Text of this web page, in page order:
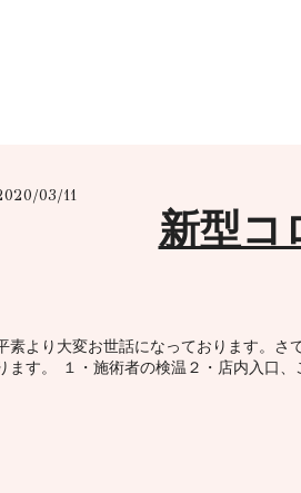
03/11
新型コ
素より大変お世話になっております。さ
ます。 １・施術者の検温２・店内入口